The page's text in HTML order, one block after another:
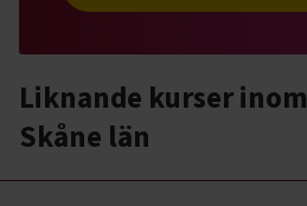
Liknande kurser inom
Skåne län